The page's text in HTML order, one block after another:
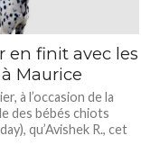
en finit avec les
Maurice
à l’occasion de la
des bébés chiots
qu’Avishek R., cet